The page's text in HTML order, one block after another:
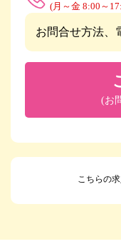
(月～金 8:00～
お問合せ方法、
(お
こちらの